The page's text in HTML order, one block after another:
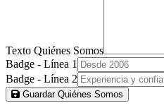
Texto Quiénes Somos
Badge - Línea 1
Badge - Línea 2
Guardar Quiénes Somos